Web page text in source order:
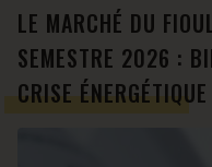
LE MARCHÉ DU
SEMESTRE 2026 :
CRISE